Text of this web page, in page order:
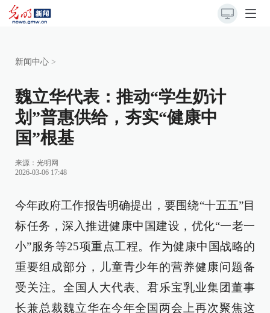
新闻中心 >
魏立华代表：推动“学生奶计
划”普惠供给，夯实“健康中
国”根基
来源： 光明网
2026-03-06 17:48
今年政府工作报告明确提出，要围绕“十五五”目
标任务，深入推进健康中国建设，优化“一老一
小”服务等25项重点工程。作为健康中国战略的
重要组成部分，儿童青少年的营养健康问题备
受关注。全国人大代表、君乐宝乳业集团董事
长兼总裁魏立华在今年全国两会上再次聚焦这